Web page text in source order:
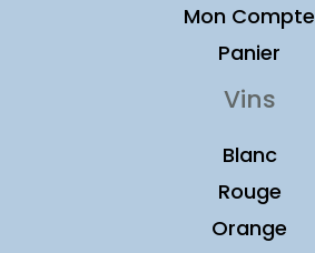
Mon Compte
Panier
Vins
Blanc
Rouge
Orange